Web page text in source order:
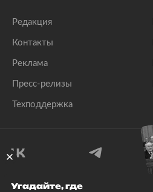
Редакция
Контакты
Реклама
Пресс-релизы
Техподдержка
Угадайте, где